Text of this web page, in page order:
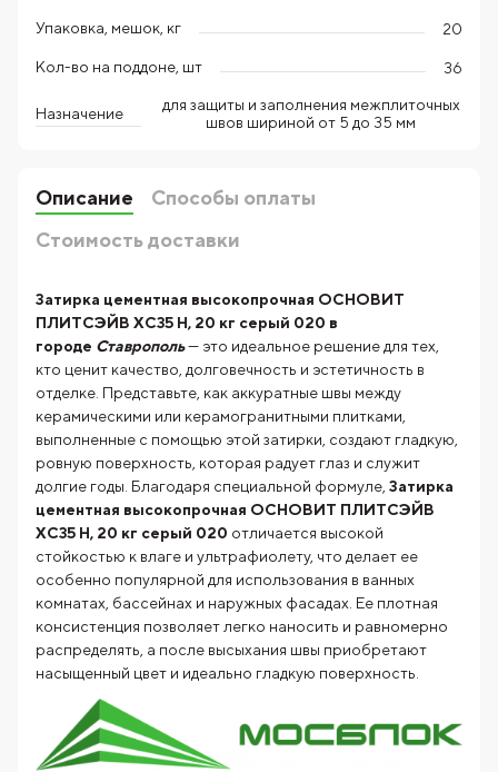
Упаковка, мешок, кг 20
Кол-во на поддоне, шт 36
Назначение
для защиты и заполнения межплиточных
швов шириной от 5 до 35 мм
Описание
Способы оплаты
Стоимость доставки
Затирка цементная высокопрочная ОСНОВИТ
ПЛИТСЭЙВ XC35 H, 20 кг серый 020 в
городе Ставрополь— это идеальное решение для тех,
кто ценит качество, долговечность и эстетичность в
отделке. Представьте, как аккуратные швы между
керамическими или керамогранитными плитками,
выполненные с помощью этой затирки, создают гладкую,
ровную поверхность, которая радует глаз и служит
долгие годы. Благодаря специальной формуле, Затирка
цементная высокопрочная ОСНОВИТ ПЛИТСЭЙВ
XC35 H, 20 кг серый 020 отличается высокой
стойкостью к влаге и ультрафиолету, что делает ее
особенно популярной для использования в ванных
комнатах, бассейнах и наружных фасадах. Ее плотная
консистенция позволяет легко наносить и равномерно
распределять, а после высыхания швы приобретают
насыщенный цвет и идеально гладкую поверхность.